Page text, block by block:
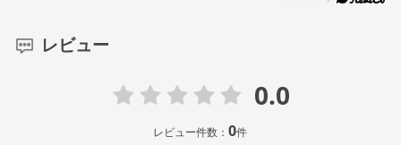
レビュー
0.0
レビュー件数：0件